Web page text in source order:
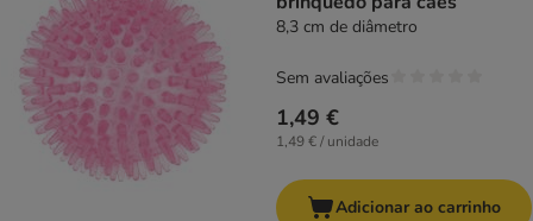
8,3 cm de diâmetro
1,49 €
1,49 € / unidade
Sem avaliações
Adicionar ao carrinho